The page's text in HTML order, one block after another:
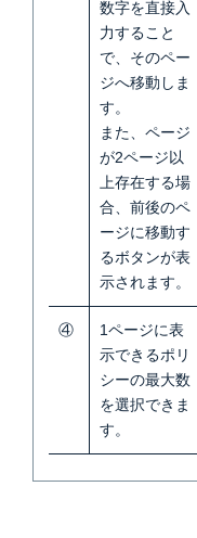
数字を直接入
力すること
で、そのペー
ジへ移動しま
す。
また、ページ
が2ページ以
上存在する場
合、前後のペ
ージに移動す
るボタンが表
示されます。
④
1ページに表
示できるポリ
シーの最大数
を選択できま
す。